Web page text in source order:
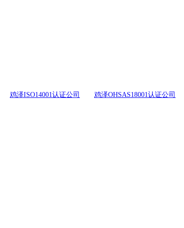
鸡泽ISO14001认证公司 鸡泽OHSAS18001认证公司